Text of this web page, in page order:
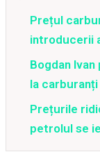
Prețul
introducerii
Bogdan
la
Prețurile
petrolul se